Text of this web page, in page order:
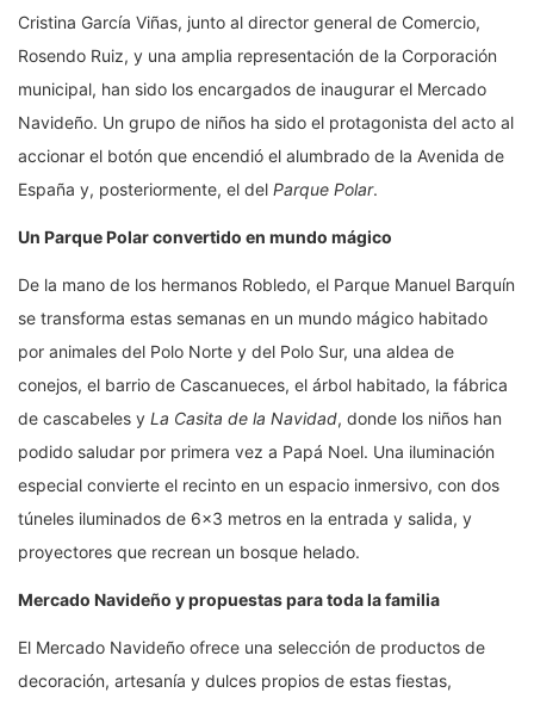
Cristina García Viñas, junto al director general de Comercio,
Rosendo Ruiz, y una amplia representación de la Corporación
municipal, han sido los encargados de inaugurar el Mercado
Navideño. Un grupo de niños ha sido el protagonista del acto al
accionar el botón que encendió el alumbrado de la Avenida de
España y, posteriormente, el del Parque Polar.
Un Parque Polar convertido en mundo mágico
De la mano de los hermanos Robledo, el Parque Manuel Barquín
se transforma estas semanas en un mundo mágico habitado
por animales del Polo Norte y del Polo Sur, una aldea de
conejos, el barrio de Cascanueces, el árbol habitado, la fábrica
de cascabeles y La Casita de la Navidad, donde los niños han
podido saludar por primera vez a Papá Noel. Una iluminación
especial convierte el recinto en un espacio inmersivo, con dos
túneles iluminados de 6×3 metros en la entrada y salida, y
proyectores que recrean un bosque helado.
Mercado Navideño y propuestas para toda la familia
El Mercado Navideño ofrece una selección de productos de
decoración, artesanía y dulces propios de estas fiestas,